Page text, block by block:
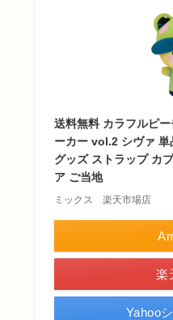
送料無料 カラフルピ
ーカー vol.2 シヴァ 単
グッズ ストラップ カ
ア ご当地
ミックス 楽天市場店
楽
Yahoo